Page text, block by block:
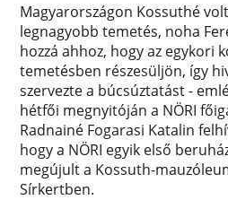
Magyarországon Kossuthé
legnagyobb temetés, noha
hozzá ahhoz, hogy az egykori
temetésben részesüljön, így
szervezte a búcsúztatást -
hétfői megnyitóján a NÖRI
Radnainé Fogarasi Katalin
hogy a NÖRI egyik első
megújult a Kossuth-
Sírkertben.